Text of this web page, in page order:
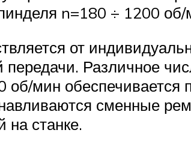
n=180 ÷ 1200 об/
от
Различное
мин
сменные
на станке.